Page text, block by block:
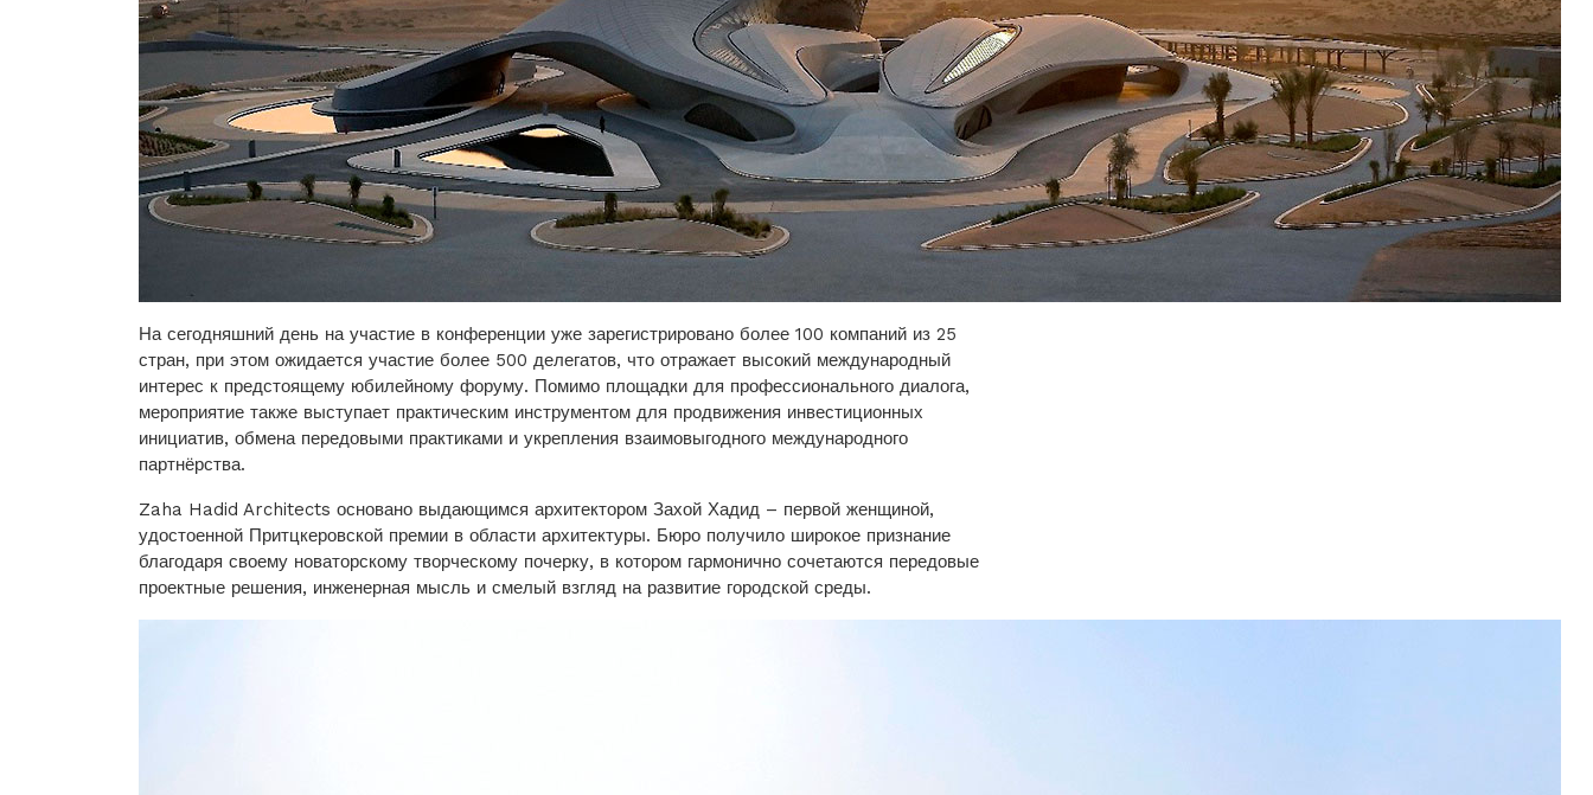
На сегодняшний день на участие в конференции уже зарегистрировано более 100 компаний из 25
стран, при этом ожидается участие более 500 делегатов, что отражает высокий международный
интерес к предстоящему юбилейному форуму. Помимо площадки для профессионального диалога,
мероприятие также выступает практическим инструментом для продвижения инвестиционных
инициатив, обмена передовыми практиками и укрепления взаимовыгодного международного
партнёрства.
Zaha Hadid Architects основано выдающимся архитектором Захой Хадид – первой женщиной,
удостоенной Притцкеровской премии в области архитектуры. Бюро получило широкое признание
благодаря своему новаторскому творческому почерку, в котором гармонично сочетаются передовые
проектные решения, инженерная мысль и смелый взгляд на развитие городской среды.